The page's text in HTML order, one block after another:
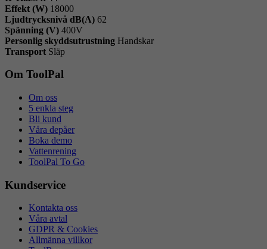
Effekt (W) 18000
Ljudtrycksnivå dB(A) 62
Spänning (V) 400V
Personlig skyddsutrustning Handskar
Transport Släp
Om ToolPal
Om oss
5 enkla steg
Bli kund
Våra depåer
Boka demo
Vattenrening
ToolPal To Go
Kundservice
Kontakta oss
Våra avtal
GDPR & Cookies
Allmänna villkor